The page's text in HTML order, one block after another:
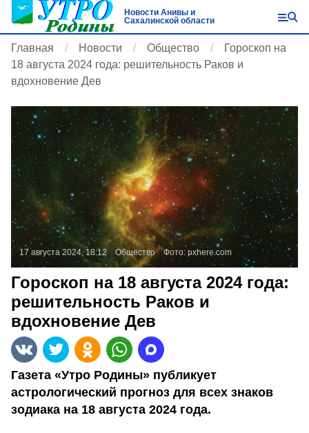
Новости Анивы и
Сахалинской области
Главная Новости Общество
Гороскоп на
18 августа 2024 года: решительность Раков и
вдохновение Дев
17 августа 2024, 18:12 Общество Фото: pxhere.com
Гороскоп на 18 августа 2024 года:
решительность Раков и
вдохновение Дев
Газета «Утро Родины» публикует
астрологический прогноз для всех знаков
зодиака на 18 августа 2024 года.